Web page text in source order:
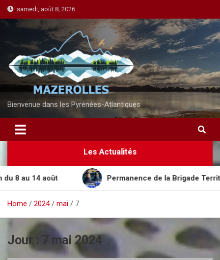
k
t
n
samedi, août 8, 2026
Bienvenue dans les Pyrénées-Atlantiques
Les Actualités
au 14 août Permanence de la Brigade
Home 2024 mai 7
Jour : 7 mai 2024